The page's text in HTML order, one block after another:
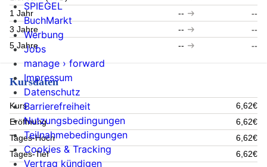
1 Jahr
--
--
3 Jahre
--
--
5 Jahre
-- --
Kursdaten
Kurs
6,62€
Eröffnung
6,62€
Tages-Hoch
6,62€
Tages-Tief
6,62€
SPIEGEL
BuchMarkt
Werbung
Jobs
manage › forward
Impressum
Datenschutz
Barrierefreiheit
Nutzungsbedingungen
Teilnahmebedingungen
Cookies & Tracking
Vertrag kündigen